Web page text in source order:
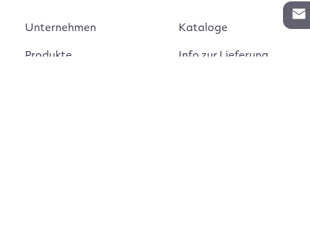
Unternehmen
Produkte
Kataloge
Info zur Lieferung